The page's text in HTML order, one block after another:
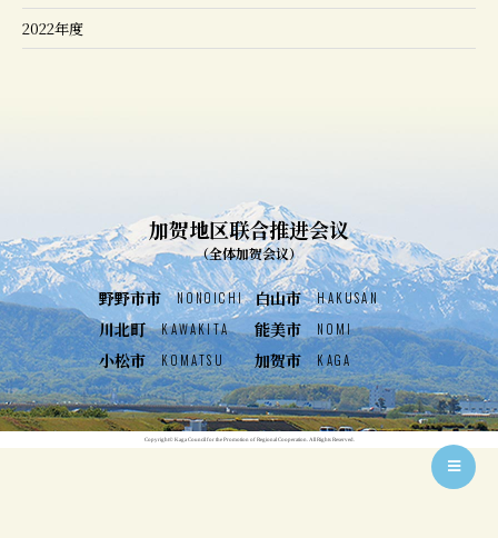
2022年度
加贺地区联合推进会议
（全体加贺会议）
野野市市 NONOICHI 白山市 HAKUSAN
川北町 KAWAKITA 能美市 NOMI
小松市 KOMATSU 加贺市 KAGA
Copyright© Kaga Council for the Promotion of Regional Cooperation. All Rights Reserved.